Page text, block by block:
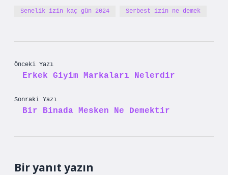
Senelik izin kaç gün 2024 Serbest izin ne demek
Önceki Yazı
Erkek Giyim Markaları Nelerdir
Sonraki Yazı
Bir Binada Mesken Ne Demektir
Bir yanıt yazın